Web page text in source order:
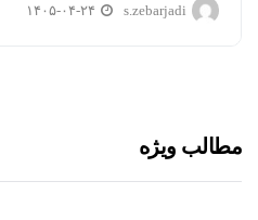
s.zebarjadi ۱۴۰۵-۰۴-۲۴
مطالب ویژه